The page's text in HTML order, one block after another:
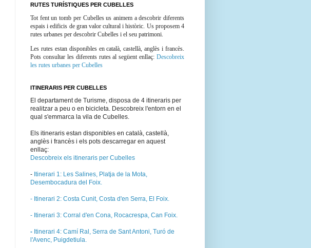
RUTES TURÍSTIQUES PER CUBELLES
Tot fent un tomb per Cubelles us animem a descobrir diferents
espais i edificis de gran valor cultural i històric. Us proposem 4
rutes urbanes per descobrir Cubelles i el seu patrimoni.
Les rutes estan disponibles en català, castellà, anglès i francès.
Pots consultar les diferents rutes al següent enllaç: Descobreix
les rutes urbanes per Cubelles
ITINERARIS PER CUBELLES
El departament de Turisme, disposa de 4 itineraris per
realitzar a peu o en bicicleta. Descobreix l'entorn en el
qual s'emmarca la vila de Cubelles.
Els itineraris estan disponibles en català, castellà,
anglès i francès i els pots descarregar en aquest
enllaç:
Descobreix els itineraris per Cubelles
- Itinerari 1: Les Salines, Platja de la Mota,
Desembocadura del Foix.
- Itinerari 2: Costa Cunit, Costa d'en Serra, El Foix.
- Itinerari 3: Corral d'en Cona, Rocacrespa, Can Foix.
- Itinerari 4: Camí Ral, Serra de Sant Antoni, Turó de
l'Avenc, Puigdetiula.